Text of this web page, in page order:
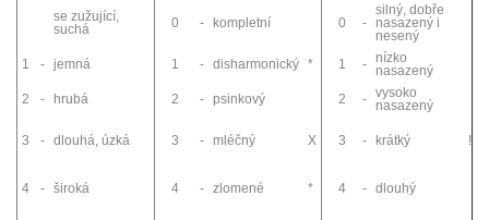
se zužující,
suchá
0 - kompletní 0 -
silný, dobře
nasazený i
nesený
1
- jemná 1 - disharmonický * 1 -
nízko
nasazený
2
- hrubá 2 - psinkový 2 - vysoko
nasazený
3 - dlouhá, úzká 3 - mléčný X 3 - krátký !
4 - široká 4 - zlomené * 4 - dlouhý